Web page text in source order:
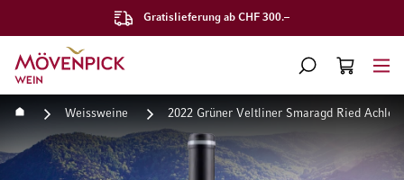
Gratislieferung ab CHF 300.–
Zur Startseite
SUCHE
WARENKORB
Startseite Weissweine 2022 Grüner Veltliner Smaragd Ried
Zum Ende der Bildgalerie springen